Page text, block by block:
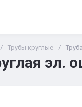
/ Трубы круглые /
эл.